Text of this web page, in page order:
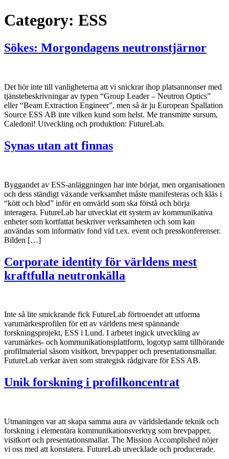
Category: ESS
Sökes: Morgondagens neutronstjärnor
Det hör inte till vanligheterna att vi snickrar ihop platsannonser med
tjänstebeskrivningar av typen “Group Leader – Neutron Optics”
eller “Beam Extraction Engineer”, men så är ju European Spallation
Source ESS AB inte vilken kund som helst. Me transmitte sursum,
Caledoni! Utveckling och produktion: FutureLab.
Synas utan att finnas
Byggandet av ESS-anläggningen har inte börjat, men organisationen
och dess ständigt växande verksamhet måste manifesteras och kläs i
“kött och blod” inför en omvärld som ska förstå och börja
interagera. FutureLab har utvecklat ett system av kommunikativa
enheter som kortfattat beskriver verksamheten och som kan
användas som informativ fond vid t.ex. event och presskonferenser.
Bilden […]
Corporate identity för världens mest
kraftfulla neutronkälla
Inte så lite smickrande fick FutureLab förtroendet att utforma
varumärkesprofilen för ett av världens mest spännande
forskningsprojekt, ESS i Lund. I arbetet ingick utveckling av
varumärkes- och kommunikationsplattform, logotyp samt tillhörande
profilmaterial såsom visitkort, brevpapper och presentationsmallar.
FutureLab verkar även som strategisk rådgivare för ESS AB.
Unik forskning i profilkoncentrat
Utmaningen var att skapa samma aura av världsledande teknik och
forskning i elementära kommunikationsverktyg som brevpapper,
visitkort och presentationsmallar. The Mission Accomplished nöjer
vi oss med att konstatera. FutureLab utvecklade och producerade.